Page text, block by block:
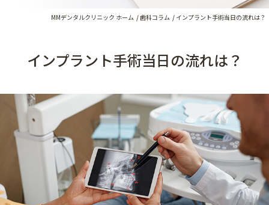
MMデンタルクリニック ホーム 歯科コラム インプラント手術当日の流れは？
インプラント手術当日の流れは？
歯科コラム
インプラントによる治療
マイクロスコープを用いた治療
矯正歯科
審美的治療
予防・メインテナンス
一般診療